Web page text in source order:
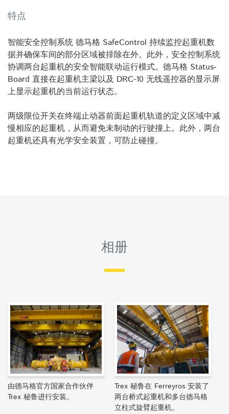
特点
智能安全控制系统 德马格 SafeControl 持续监控起重机数
据并确保车间的部分区域被排除在外。此外，安全控制系统
协调两台起重机的安全智能联动运行模式。德马格 Status-
Board 直接在起重机主梁以及 DRC-10 无线遥控器的显示屏
上显示起重机的当前运行状态。
两级限位开关在终端止动器前面起重机轨道的定义区域中减
慢相应的起重机，从而避免未制动的行驶撞上。此外，两台
起重机还具有光学安全装置，可防止碰撞。
相册
由德马格官方国家合作伙伴
Trex 秘鲁进行安装。
Trex 秘鲁在 Ferreyros 安装了
两台桥式起重机和多台德马格
立柱式旋臂起重机。